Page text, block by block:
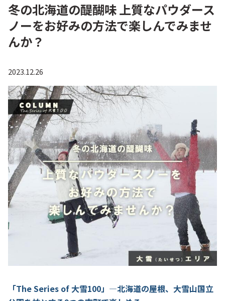
冬の北海道の醍醐味 上質なパウダース
ノーをお好みの方法で楽しんでみませ
んか？
2023.12.26
「The Series of 大雪100」―北海道の屋根、大雪山国立